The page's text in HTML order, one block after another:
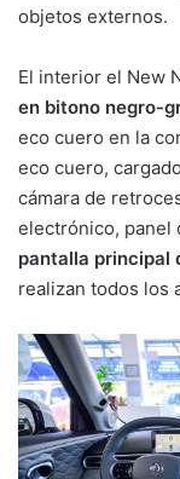
objetos externos.
El interior el New
en bitono negro-
eco cuero en la
eco cuero,
cámara de
electrónico, panel
pantalla principal
realizan todos los